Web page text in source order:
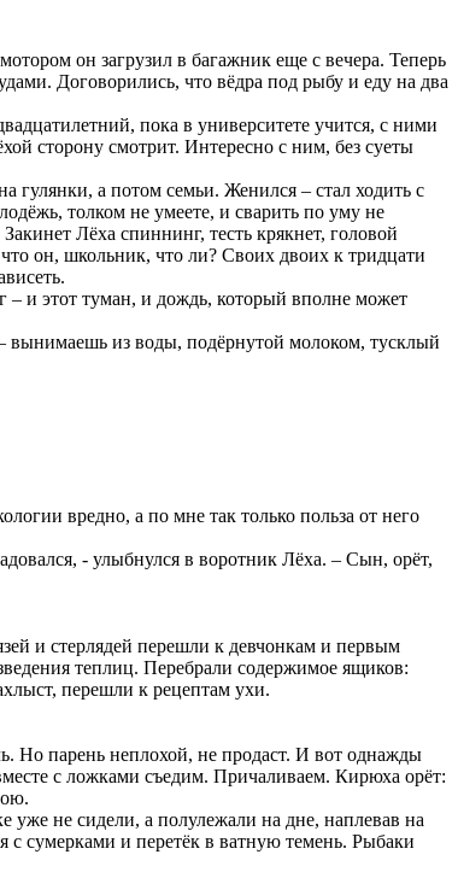
он загрузил в багажник еще с вечера. Теперь
Договорились, что вёдра под рыбу и еду на два
пока в университете учится, с ними
сторону смотрит. Интересно с ним, без суеты
гулянки, а потом семьи. Женился – стал ходить с
толком не умеете, и сварить по уму не
Лёха спиннинг, тесть крякнет, головой
он, школьник, что ли? Своих двоих к тридцати
– и этот туман, и дождь, который вполне может
вынимаешь из воды, подёрнутой молоком, тусклый
вредно, а по мне так только польза от него
- улыбнулся в воротник Лёха. – Сын, орёт,
и стерлядей перешли к девчонкам и первым
теплиц. Перебрали содержимое ящиков:
перешли к рецептам ухи.
Но парень неплохой, не продаст. И вот однажды
с ложками съедим. Причаливаем. Кирюха орёт:
уже не сидели, а полулежали на дне, наплевав на
сумерками и перетёк в ватную темень. Рыбаки